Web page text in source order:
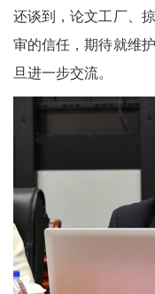
还谈到，论文工厂、
审的信任，期待就维
旦进一步交流。